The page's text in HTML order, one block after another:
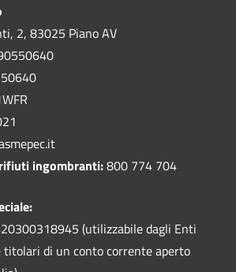
2, 83025 Piano AV
ingombranti:800 774 704
(utilizzabile dagli Enti
di un conto corrente aperto